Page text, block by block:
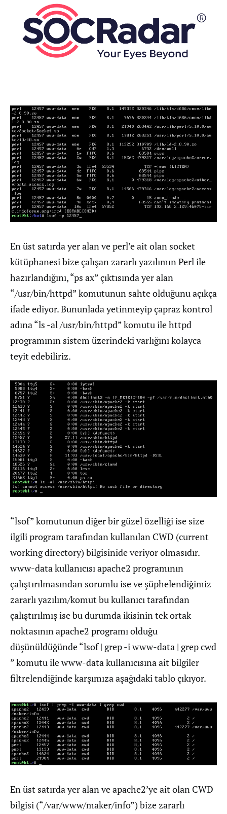
En üst satırda yer alan ve perl’e ait olan socket
kütüphanesi bize çalışan zararlı yazılımın Perl ile
hazırlandığını, “ps ax” çıktısında yer alan
“/usr/bin/httpd” komutunun sahte olduğunu açıkça
ifade ediyor. Bununlada yetinmeyip çapraz kontrol
adına “ls -al /usr/bin/httpd” komutu ile httpd
programının sistem üzerindeki varlığını kolayca
teyit edebiliriz.
“lsof” komutunun diğer bir güzel özelliği ise size
ilgili program tarafından kullanılan CWD (current
working directory) bilgisinide veriyor olmasıdır.
www-data kullanıcısı apache2 programının
çalıştırılmasından sorumlu ise ve şüphelendiğimiz
zararlı yazılım/komut bu kullanıcı tarafından
çalıştırılmış ise bu durumda ikisinin tek ortak
noktasının apache2 programı olduğu
düşünüldüğünde “lsof | grep -i www-data | grep cwd
” komutu ile www-data kullanıcısına ait bilgiler
filtrelendiğinde karşımıza aşağıdaki tablo çıkıyor.
En üst satırda yer alan ve apache2’ye ait olan CWD
bilgisi (“/var/www/maker/info”) bize zararlı